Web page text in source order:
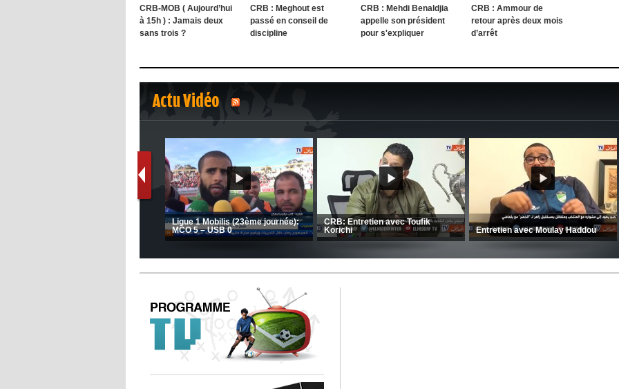
CRB-MOB ( Aujourd’hui
à 15h ) : Jamais deux
sans trois ?
CRB : Meghout est
passé en conseil de
discipline
CRB : Mehdi Benaldjia
appelle son président
pour s'expliquer
CRB : Ammour de
retour après deux mois
d’arrêt
Actu Vidéo
1 2
(Coupe de la CAF) Nkana FC 1 -
CRB 0
CSC: La préparation des hommes
d’Amrani se poursuit en Tunisie
MCA: Kaci-Saïd évoque le large
succès du Mouloudia face au FC
MFM